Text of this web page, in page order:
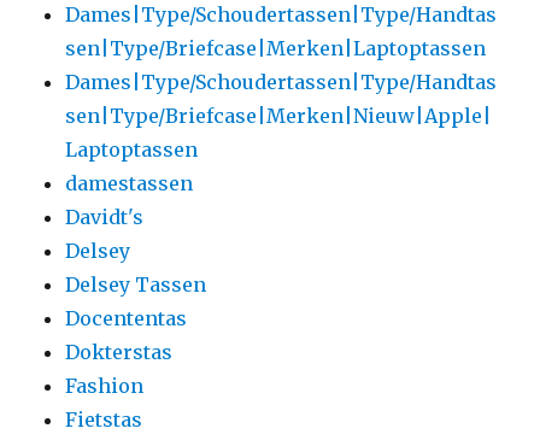
Dames|Type/Schoudertassen|Type/Handtas
sen|Type/Briefcase|Merken|Laptoptassen
Dames|Type/Schoudertassen|Type/Handtas
sen|Type/Briefcase|Merken|Nieuw|Apple|
Laptoptassen
damestassen
Davidt's
Delsey
Delsey Tassen
Docententas
Dokterstas
Fashion
Fietstas